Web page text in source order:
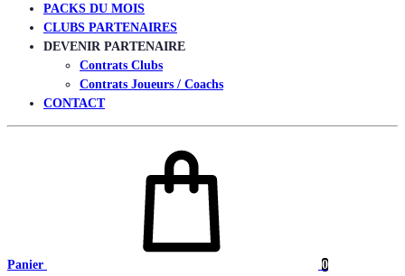
PACKS DU MOIS
CLUBS PARTENAIRES
DEVENIR PARTENAIRE
Contrats Clubs
Contrats Joueurs / Coachs
CONTACT
Panier 0